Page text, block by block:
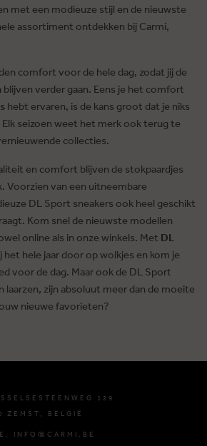
met een modieuze stijl en de nieuwste
assortiment ontdekken bij Carmi,
comfort voor de hele dag, zodat jij de
blijven verder gaan. Eens je het comfort
hebt ervaren, is de kans groot dat je niks
Elk seizoen weet het merk ook terug te
collecties.
en comfort blijven de stokpaardjes
Voorzien van een uitneembare
DL Sport sneakers ook heel geschikt
Kom snel de nieuwste modellen
online als in onze winkels. Met DL
het hele jaar door op wolkjes en kom je
voor de dag. Maar ook de DL Sport
laarzen, zijn absoluut meer dan de moeite
nieuwe favorieten?
129
ZEMST, BELGIË
E. INFO@CARMI.BE